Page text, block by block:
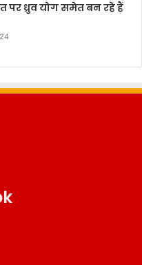
पर ध्रुव योग समेत बन रहे हैं